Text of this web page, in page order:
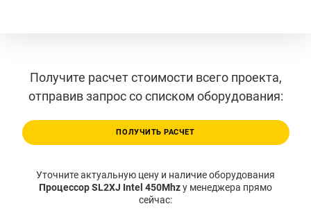
Получите расчет стоимости всего проекта,
отправив запрос со списком оборудования:
ПОЛУЧИТЬ РАСЧЕТ
Уточните актуальную цену и наличие оборудования
Процессор SL2XJ Intel 450Mhzу менеджера прямо
сейчас: